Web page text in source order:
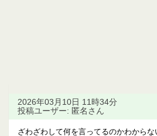
2026年03月10日 11時34分
投稿ユーザー: 匿名さん
ざわざわして何を言ってるのかわからな